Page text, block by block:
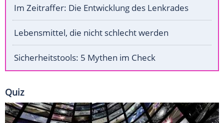
Im Zeitraffer: Die Entwicklung des Lenkrades
Lebensmittel, die nicht schlecht werden
Sicherheitstools: 5 Mythen im Check
Quiz